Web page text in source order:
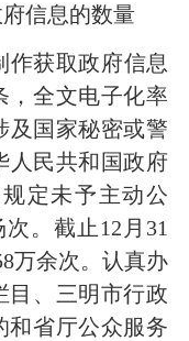
府信息的数量
作获取政府信息
，全文电子化率
及国家秘密或警
人民共和国政府
定未予主动公
。 截止12 月 31
万余次。认真办
目、三明市行政
和省厅公众服务